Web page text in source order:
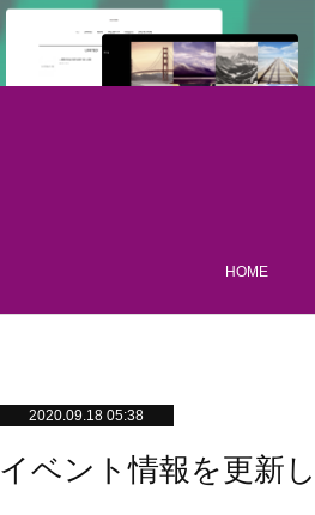
HOME
2020.09.18 05:38
イベント情報を更新